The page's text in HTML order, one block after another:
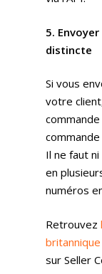
5.
distincte
Si vous
votre
Il ne faut
en
numéros
Retrouvez
sur Seller